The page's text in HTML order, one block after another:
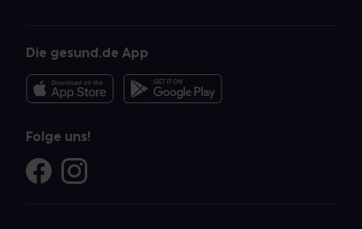
Die gesund.de App
Folge uns!